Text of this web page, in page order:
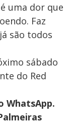
uma dor que
Faz
são todos
sábado
do Red
WhatsApp.